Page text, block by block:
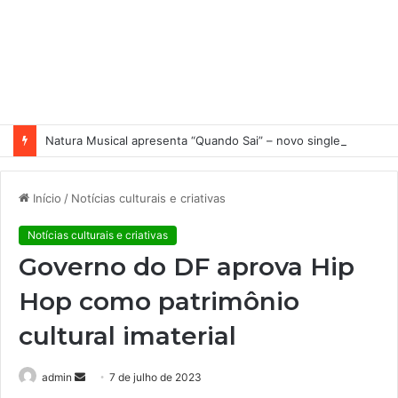
Início / Notícias culturais e criativas
Notícias culturais e criativas
Governo do DF aprova Hip
Hop como patrimônio
cultural imaterial
admin 7 de julho de 2023